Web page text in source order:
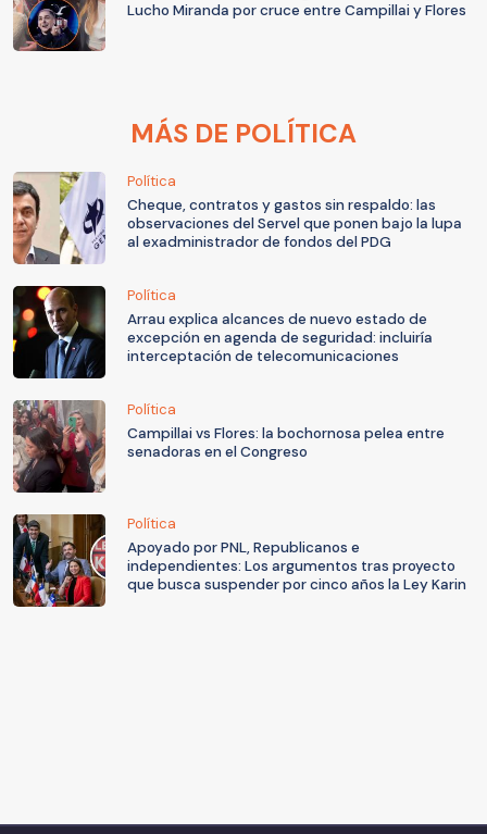
Lucho Miranda por cruce entre Campillai y Flores
MÁS DE POLÍTICA
Política
Cheque, contratos y gastos sin respaldo: las
observaciones del Servel que ponen bajo la lupa
al exadministrador de fondos del PDG
Política
Arrau explica alcances de nuevo estado de
excepción en agenda de seguridad: incluiría
interceptación de telecomunicaciones
Política
Campillai vs Flores: la bochornosa pelea entre
senadoras en el Congreso
Política
Apoyado por PNL, Republicanos e
independientes: Los argumentos tras proyecto
que busca suspender por cinco años la Ley Karin